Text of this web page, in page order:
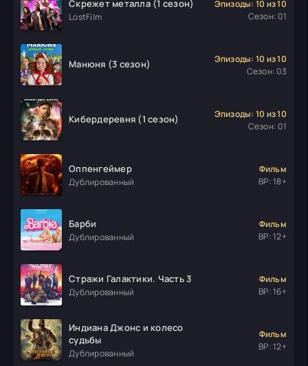
Скрежет металла (1 сезон)
LostFilm
Эпизоды: 10 из 10
Сезон: 01
Манюня (3 сезон)
Эпизоды: 10 из 10
Сезон: 03
Кибердеревня (1 сезон)
Эпизоды: 10 из 10
Сезон: 01
Оппенгеймер
Дублированный
Фильм
ВР: 18+
Барби
Дублированный
Фильм
ВР: 12+
Стражи Галактики. Часть 3
Дублированный
Фильм
ВР: 16+
Индиана Джонс и колесо
судьбы
Дублированный
Фильм
ВР: 12+